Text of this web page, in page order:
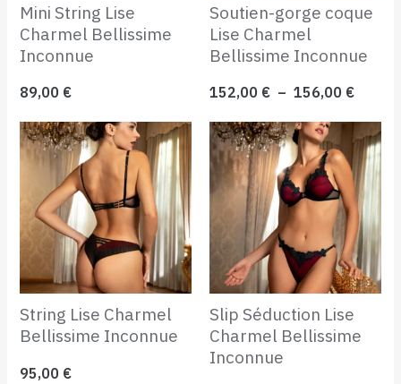
Mini String Lise
Charmel Bellissime
Inconnue
89,00 €
Soutien-gorge coque
Lise Charmel
Bellissime Inconnue
152,00 € – 156,00 €
String Lise Charmel
Bellissime Inconnue
95,00 €
Slip Séduction Lise
Charmel Bellissime
Inconnue